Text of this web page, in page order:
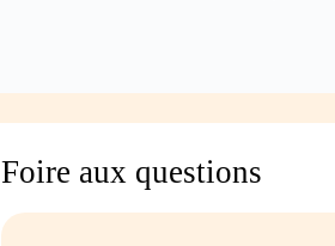
Foire aux questions